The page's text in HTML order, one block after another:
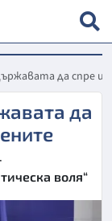
да спре
да
воля“